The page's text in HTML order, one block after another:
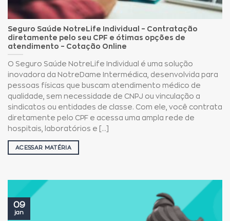
Seguro Saúde NotreLife Individual – Contratação
diretamente pelo seu CPF e ótimas opções de
atendimento – Cotação Online
O Seguro Saúde NotreLife Individual é uma solução
inovadora da NotreDame Intermédica, desenvolvida para
pessoas físicas que buscam atendimento médico de
qualidade, sem necessidade de CNPJ ou vinculação a
sindicatos ou entidades de classe. Com ele, você contrata
diretamente pelo CPF e acessa uma ampla rede de
hospitais, laboratórios e [...]
ACESSAR MATÉRIA
09
jan